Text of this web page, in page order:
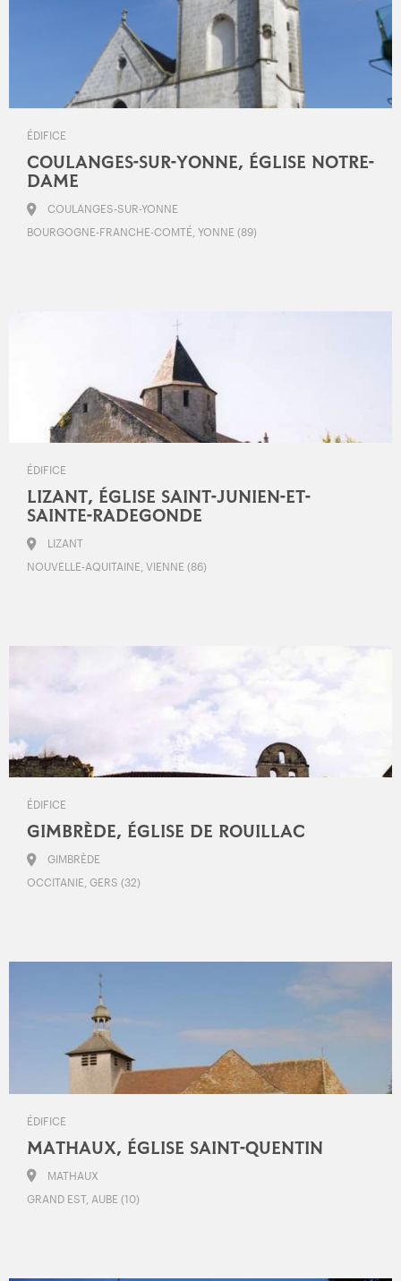
ÉDIFICE
COULANGES-SUR-YONNE, ÉGLISE NOTRE-
DAME
COULANGES-SUR-YONNE
BOURGOGNE-FRANCHE-COMTÉ, YONNE (89)
ÉDIFICE
LIZANT, ÉGLISE SAINT-JUNIEN-ET-
SAINTE-RADEGONDE
LIZANT
NOUVELLE-AQUITAINE, VIENNE (86)
ÉDIFICE
GIMBRÈDE, ÉGLISE DE ROUILLAC
GIMBRÈDE
OCCITANIE, GERS (32)
ÉDIFICE
MATHAUX, ÉGLISE SAINT-QUENTIN
MATHAUX
GRAND EST, AUBE (10)